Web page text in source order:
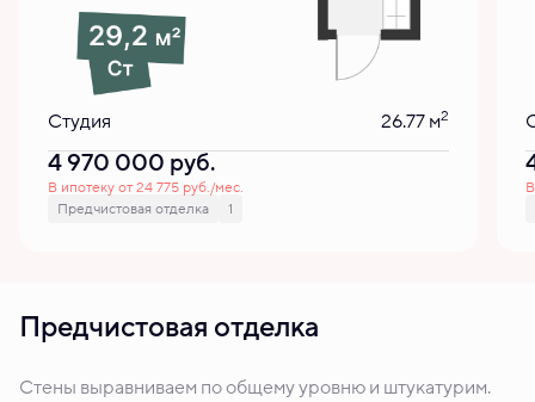
Студия 26.77 м2
4 970 000 руб.
В ипотеку от 24 775 руб./мес.
Предчистовая отделка
1
Предчистовая отделка
Стены выравниваем по общему уровню и штукатурим.